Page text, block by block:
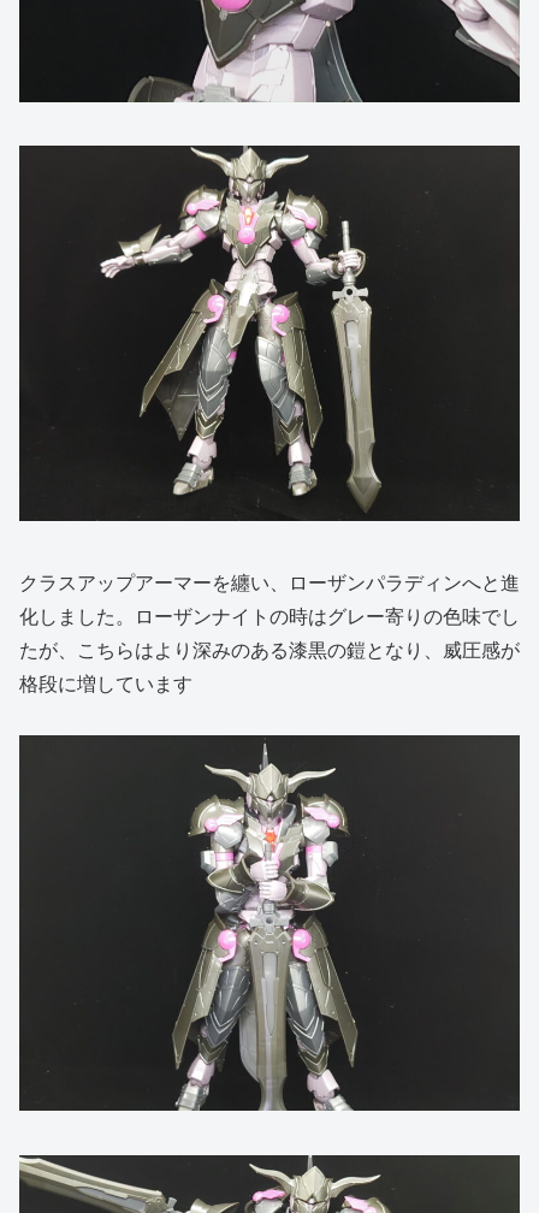
クラスアップアーマーを纏い、ローザンパラディンへと進
化しました。ローザンナイトの時はグレー寄りの色味でし
たが、こちらはより深みのある漆黒の鎧となり、威圧感が
格段に増しています